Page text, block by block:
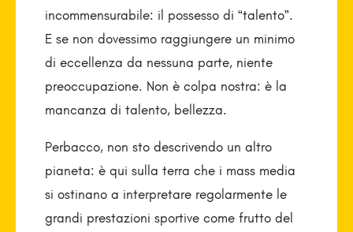
incommensurabile: il possesso di “talento”.
E se non dovessimo raggiungere un minimo
di eccellenza da nessuna parte, niente
preoccupazione. Non è colpa nostra: è la
mancanza di talento, bellezza.
Perbacco, non sto descrivendo un altro
pianeta: è qui sulla terra che i mass media
si ostinano a interpretare regolarmente le
grandi prestazioni sportive come frutto del